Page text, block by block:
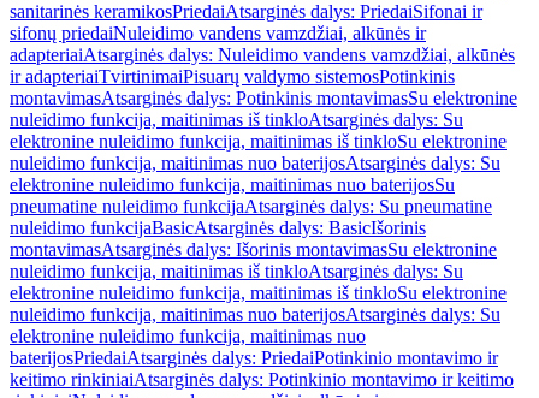
sanitarinės keramikosPriedaiAtsarginės dalys: PriedaiSifonai ir
sifonų priedaiNuleidimo vandens vamzdžiai, alkūnės ir
adapteriaiAtsarginės dalys: Nuleidimo vandens vamzdžiai, alkūnės
ir adapteriaiTvirtinimaiPisuarų valdymo sistemosPotinkinis
montavimasAtsarginės dalys: Potinkinis montavimasSu elektronine
nuleidimo funkcija, maitinimas iš tinkloAtsarginės dalys: Su
elektronine nuleidimo funkcija, maitinimas iš tinkloSu elektronine
nuleidimo funkcija, maitinimas nuo baterijosAtsarginės dalys: Su
elektronine nuleidimo funkcija, maitinimas nuo baterijosSu
pneumatine nuleidimo funkcijaAtsarginės dalys: Su pneumatine
nuleidimo funkcijaBasicAtsarginės dalys: BasicIšorinis
montavimasAtsarginės dalys: Išorinis montavimasSu elektronine
nuleidimo funkcija, maitinimas iš tinkloAtsarginės dalys: Su
elektronine nuleidimo funkcija, maitinimas iš tinkloSu elektronine
nuleidimo funkcija, maitinimas nuo baterijosAtsarginės dalys: Su
elektronine nuleidimo funkcija, maitinimas nuo
baterijosPriedaiAtsarginės dalys: PriedaiPotinkinio montavimo ir
keitimo rinkiniaiAtsarginės dalys: Potinkinio montavimo ir keitimo